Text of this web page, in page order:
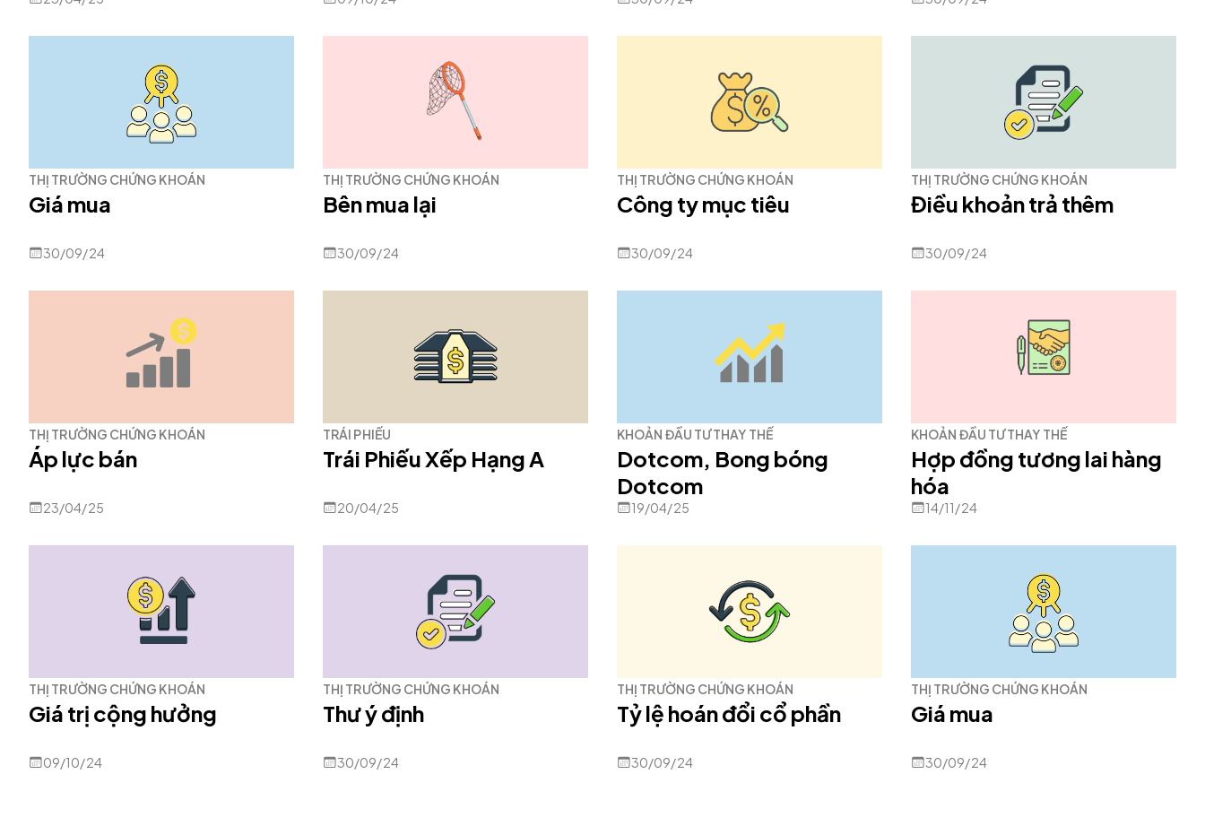
THỊ TRƯỜNG CHỨNG KHOÁN
Giá mua
30/09/24
THỊ TRƯỜNG CHỨNG KHOÁN
Bên mua lại
30/09/24
THỊ TRƯỜNG CHỨNG KHOÁN
Công ty mục tiêu
30/09/24
THỊ TRƯỜNG CHỨNG KHOÁN
Điều khoản trả thêm
30/09/24
THỊ TRƯỜNG CHỨNG KHOÁN
Áp lực bán
23/04/25
TRÁI PHIẾU
Trái Phiếu Xếp Hạng A
20/04/25
KHOẢN ĐẦU TƯ THAY THẾ
Dotcom, Bong bóng
Dotcom
19/04/25
KHOẢN ĐẦU TƯ THAY THẾ
Hợp đồng tương lai hàng
hóa
14/11/24
THỊ TRƯỜNG CHỨNG KHOÁN
Giá trị cộng hưởng
09/10/24
THỊ TRƯỜNG CHỨNG KHOÁN
Thư ý định
30/09/24
THỊ TRƯỜNG CHỨNG KHOÁN
Tỷ lệ hoán đổi cổ phần
30/09/24
THỊ TRƯỜNG CHỨNG KHOÁN
Giá mua
30/09/24